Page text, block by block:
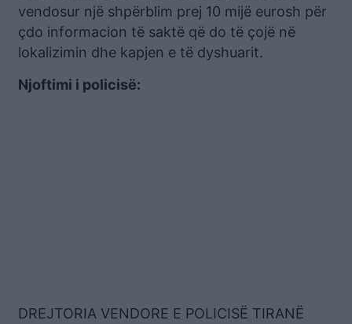
vendosur një shpërblim prej 10 mijë eurosh për
çdo informacion të saktë që do të çojë në
lokalizimin dhe kapjen e të dyshuarit.
Njoftimi i policisë:
DREJTORIA VENDORE E POLICISË TIRANË